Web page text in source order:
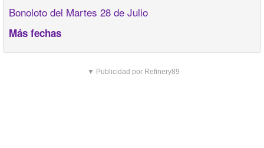
Bonoloto del Martes 28 de Julio
Más fechas
▼ Publicidad por Refinery89